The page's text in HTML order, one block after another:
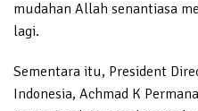
mudahan Allah senantiasa
lagi.
Sementara itu, President
Indonesia, Achmad K